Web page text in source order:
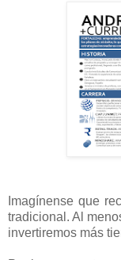
Imagínense que
tradicional. Al
invertiremos más